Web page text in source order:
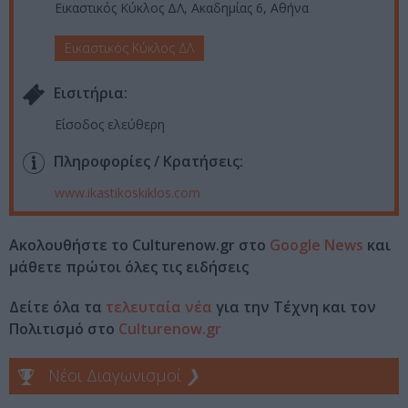
Εικαστικός Κύκλος ΔΛ, Ακαδημίας 6, Αθήνα
Εικαστικός Κύκλος ΔΛ
Eισιτήρια:
Είσοδος ελεύθερη
Πληροφορίες / Κρατήσεις:
www.ikastikoskiklos.com
Ακολουθήστε το Culturenow.gr στο Google News και
μάθετε πρώτοι όλες τις ειδήσεις
Δείτε όλα τα τελευταία νέα για την Τέχνη και τον
Πολιτισμό στο Culturenow.gr
Νέοι Διαγωνισμοί ❯